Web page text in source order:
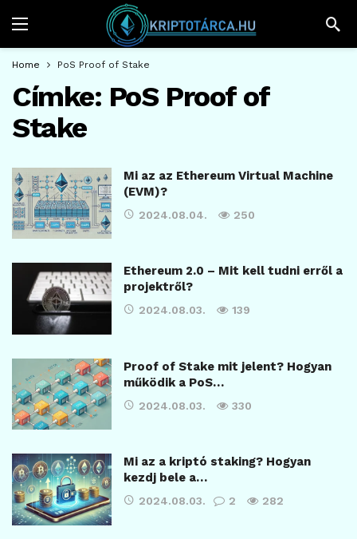
Home PoS Proof of Stake
Címke: PoS Proof of
Stake
Mi az az Ethereum Virtual Machine
(EVM)?
2024.08.04. 250
Ethereum 2.0 – Mit kell tudni erről a
projektről?
2024.08.03. 139
Proof of Stake mit jelent? Hogyan
működik a PoS…
2024.08.03. 330
Mi az a kriptó staking? Hogyan
kezdj bele a…
2024.08.03. 2 282